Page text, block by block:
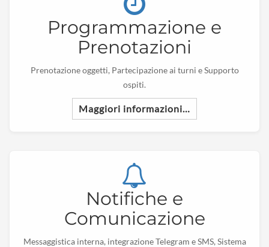
Programmazione e
Prenotazioni
Prenotazione oggetti, Partecipazione ai turni e Supporto
ospiti.
Maggiori informazioni…
Notifiche e
Comunicazione
Messaggistica interna, integrazione Telegram e SMS, Sistema